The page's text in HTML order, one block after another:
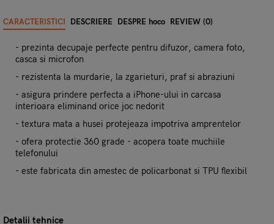
CARACTERISTICI DESCRIERE DESPRE hoco REVIEW (0)
- prezinta decupaje perfecte pentru difuzor, camera foto,
casca si microfon
- rezistenta la murdarie, la zgarieturi, praf si abraziuni
- asigura prindere perfecta a iPhone-ului in carcasa
interioara eliminand orice joc nedorit
- textura mata a husei protejeaza impotriva amprentelor
- ofera protectie 360 grade - acopera toate muchiile
telefonului
- este fabricata din amestec de policarbonat si TPU flexibil
Detalii tehnice